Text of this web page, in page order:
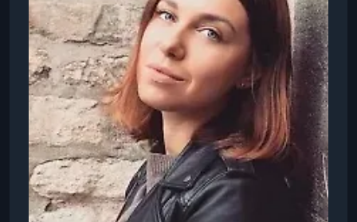
УРОК 17. 00:29:32
7.1 Оливковое дерево. Сицилия. 1 часть
УРОК 18. 00:24:10
7.2 Оливковое дерево. Сицилия. 2 часть
6 Архитектура
КНИГА 10.
7 Оливковое дерево